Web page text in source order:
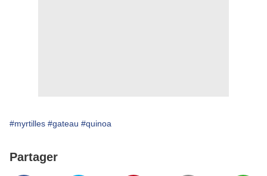
#myrtilles #gateau #quinoa
Partager